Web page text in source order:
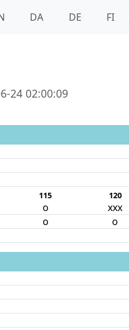
DA DE FI
24 02:00:09
115 120
o
xxx
o o